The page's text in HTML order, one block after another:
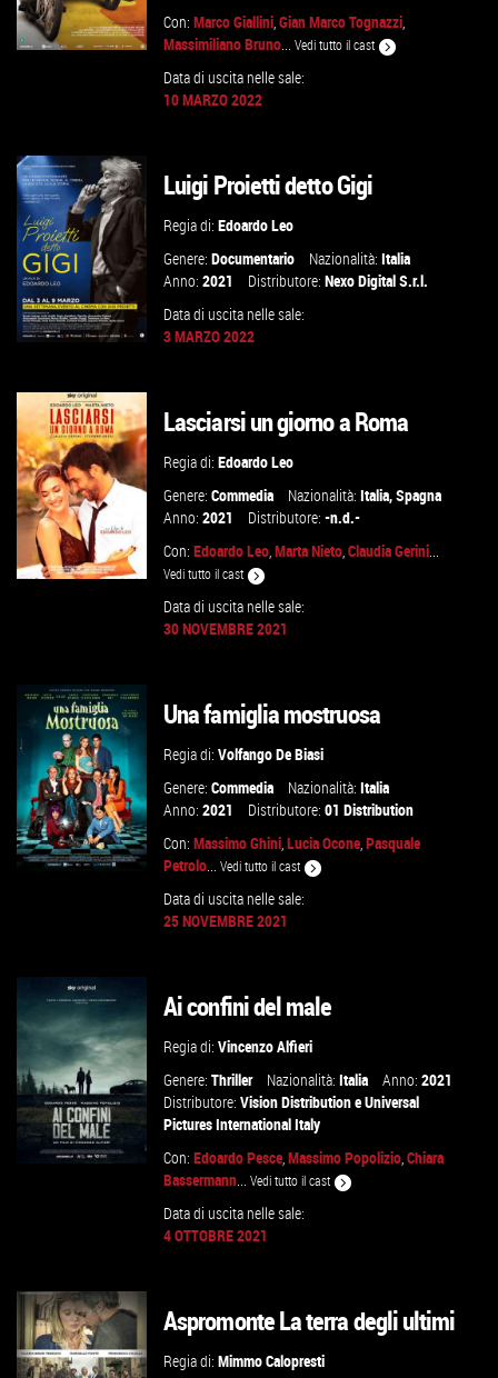
VAI ALLA SCHEDA
Con:Marco Giallini,Gian Marco Tognazzi,
Massimiliano Bruno...Vedi tutto il cast
Data di uscita nelle sale:
10 MARZO 2022
GUARDA IL TRAILER
VAI ALLA SCHEDA
Luigi Proietti detto Gigi
Regia di:Edoardo Leo
Genere:Documentario Nazionalità:Italia
Anno:2021 Distributore:Nexo Digital S.r.l.
Data di uscita nelle sale:
3 MARZO 2022
VAI ALLA SCHEDA
Lasciarsi un giorno a Roma
Regia di:Edoardo Leo
Genere:Commedia Nazionalità:Italia,Spagna
Anno:2021 Distributore:-n.d.-
Con:Edoardo Leo,Marta Nieto,Claudia Gerini...
Vedi tutto il cast
Data di uscita nelle sale:
30 NOVEMBRE 2021
VAI ALLA SCHEDA
Una famiglia mostruosa
Regia di:Volfango De Biasi
Genere:Commedia Nazionalità:Italia
Anno:2021 Distributore:01 Distribution
Con:Massimo Ghini,Lucia Ocone,Pasquale
Petrolo...Vedi tutto il cast
Data di uscita nelle sale:
25 NOVEMBRE 2021
VAI ALLA SCHEDA
Ai confini del male
Regia di:Vincenzo Alfieri
Genere:Thriller Nazionalità:Italia Anno:2021
Distributore:Vision DistributioneUniversal
Pictures International Italy
Con:Edoardo Pesce,Massimo Popolizio,Chiara
Bassermann...Vedi tutto il cast
Data di uscita nelle sale:
4 OTTOBRE 2021
Aspromonte La terra degli ultimi
Regia di:Mimmo Calopresti